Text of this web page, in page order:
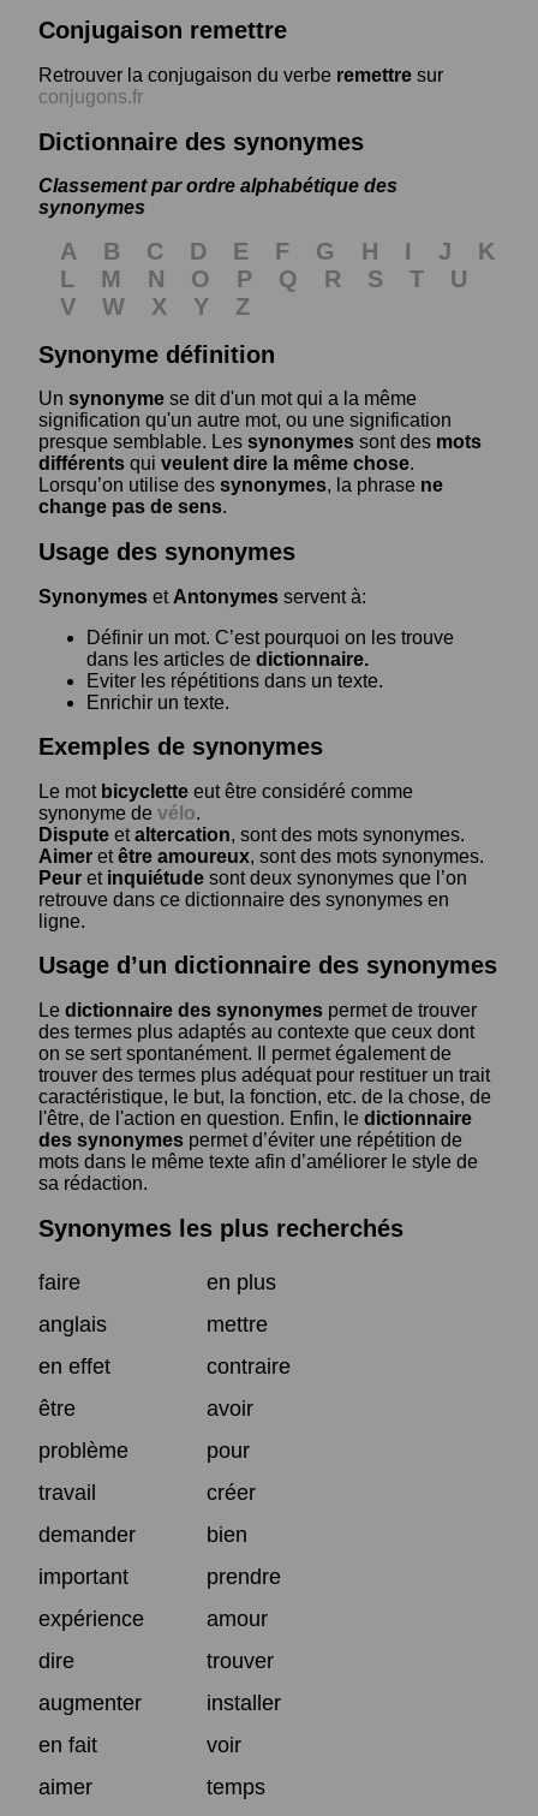
Conjugaison remettre
Retrouver la conjugaison du verbe remettre sur
conjugons.fr
Dictionnaire des synonymes
Classement par ordre alphabétique des
synonymes
A B C D E F G H I J
K
L
M N O P Q R S T
U
V
W X Y
Z
Synonyme définition
Un synonyme se dit d'un mot qui a la même
signification qu'un autre mot, ou une signification
presque semblable. Les synonymes sont des mots
différents qui veulent dire la même chose.
Lorsqu’on utilise des synonymes, la phrase ne
change pas de sens.
Usage des synonymes
Synonymes et Antonymes servent à:
Définir un mot. C’est pourquoi on les trouve
dans les articles de dictionnaire.
Eviter les répétitions dans un texte.
Enrichir un texte.
Exemples de synonymes
Le mot bicyclette eut être considéré comme
synonyme de vélo.
Dispute etaltercation, sont des mots synonymes.
Aimer etêtre amoureux, sont des mots synonymes.
Peur et inquiétude sont deux synonymes que l’on
retrouve dans ce dictionnaire des synonymes en
ligne.
Usage d’un dictionnaire des synonymes
Le dictionnaire des synonymes permet de trouver
des termes plus adaptés au contexte que ceux dont
on se sert spontanément. Il permet également de
trouver des termes plus adéquat pour restituer un trait
caractéristique, le but, la fonction, etc. de la chose, de
l'être, de l'action en question. Enfin, le dictionnaire
des synonymes permet d’éviter une répétition de
mots dans le même texte afin d’améliorer le style de
sa rédaction.
Synonymes les plus recherchés
faire
en plus
anglais
mettre
en effet
contraire
être
avoir
problème
pour
travail
créer
demander
bien
important
prendre
expérience
amour
dire
trouver
augmenter
installer
en fait
voir
aimer
temps